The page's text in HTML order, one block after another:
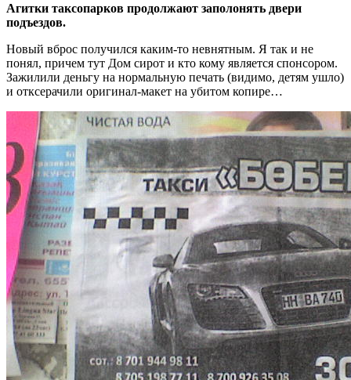
Агитки таксопарков продолжают заполонять двери
подъездов.
Новый вброс получился каким-то невнятным. Я так и не
понял, причем тут Дом сирот и кто кому является спонсором.
Зажилили деньгу на нормальную печать (видимо, детям ушло)
и отксерачили оригинал-макет на убитом копире…